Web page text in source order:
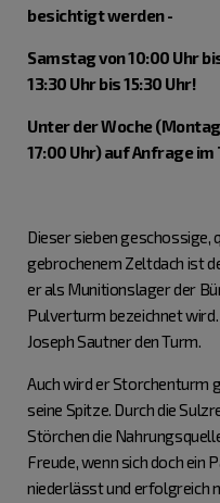
besichtigt werden -
Samstag von 10:00 Uhr
13:30 Uhr bis 15:30 Uhr!
Unter der Woche
17:00 Uhr) auf Anfrage
Dieser sieben geschossige,
gebrochenem Zeltdach ist
er als Munitionslager der
Pulverturm bezeichnet
Joseph Sautner den Turm.
Auch wird er Storchenturm
seine Spitze. Durch die
Störchen die
Freude, wenn sich doch ein
niederlässt und erfolgreich